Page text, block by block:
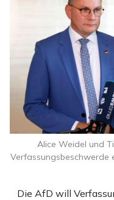
Die AfD will
Alice Weidel und
Verfassungsbeschwerde